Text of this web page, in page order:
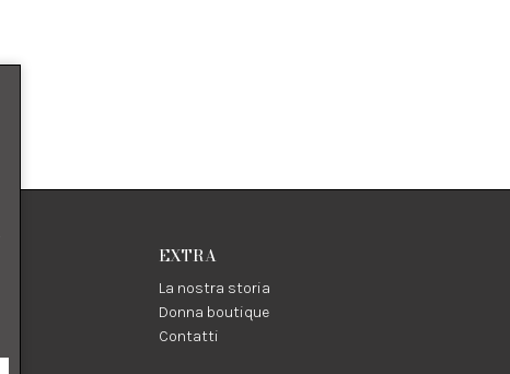
EXTRA
La nostra storia
Donna boutique
Contatti